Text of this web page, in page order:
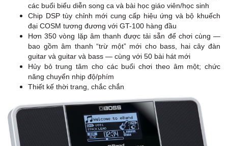
các buổi biểu diễn song ca và bài học giáo viên/học sinh
Chip DSP tùy chỉnh mới cung cấp hiệu ứng và bộ khuếch
đại COSM tương đương với GT-100 hàng đầu
Hơn 350 vòng lặp âm thanh được tải sẵn để chơi cùng —
bao gồm âm thanh “trừ một” mới cho bass, hai cây đàn
guitar và guitar và bass — cùng với 50 bài hát mới
Hủy bỏ trung tâm cho các buổi chơi theo âm một; chức
năng chuyển nhịp độ/phím
Thiết kế thời trang, chắc chắn